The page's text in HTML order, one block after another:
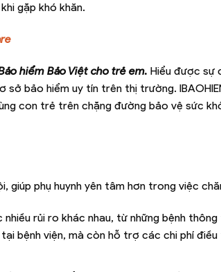
gặp khó khăn.
hiểm Bảo Việt cho trẻ em. Hiểu được sự
bảo hiểm uy tín trên thị trường.
con trẻ trên chặng đường bảo vệ sức
giúp phụ huynh yên tâm hơn trong việc
rủi ro khác nhau, từ những bệnh
bệnh viện, mà còn hỗ trợ các chi phí